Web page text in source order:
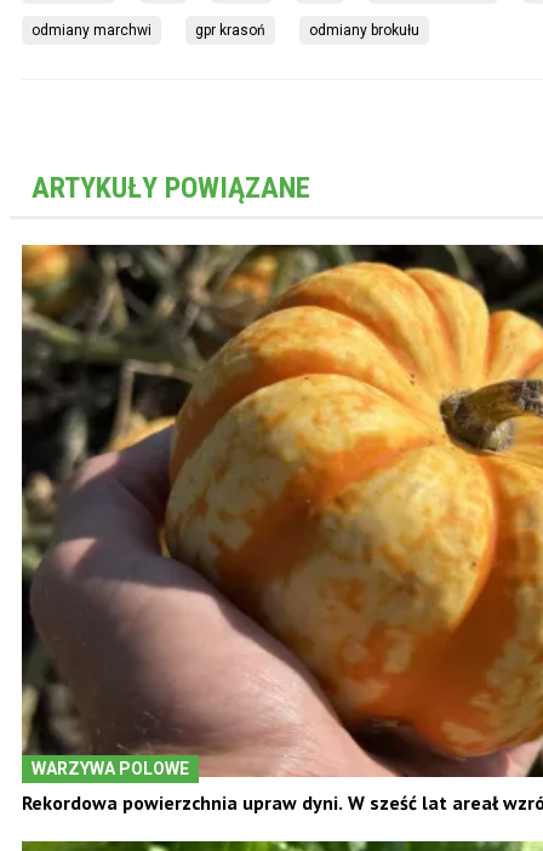
odmiany marchwi gpr krasoń odmiany brokułu
ARTYKUŁY POWIĄZANE
WARZYWA POLOWE
Rekordowa powierzchnia upraw dyni. W sześć lat areał